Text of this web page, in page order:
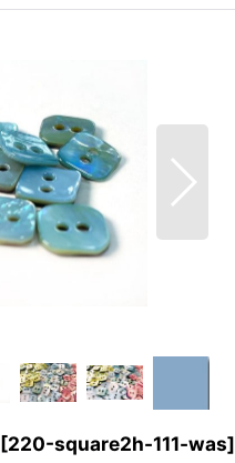
[220-square2h-111-was]